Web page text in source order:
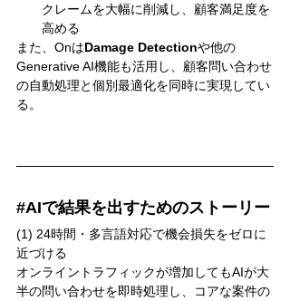
クレームを大幅に削減し、顧客満足度を
高める
また、OnはDamage Detectionや他の
Generative AI機能も活用し、顧客問い合わせ
の自動処理と個別最適化を同時に実現してい
る。
#AIで結果を出すためのストーリー
(1) 24時間・多言語対応で機会損失をゼロに
近づける
オンライントラフィックが増加してもAIが大
半の問い合わせを即時処理し、コアな案件の